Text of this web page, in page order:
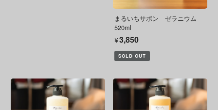
まるいちサボン ゼラニウム
520ml
¥3,850
SOLD OUT